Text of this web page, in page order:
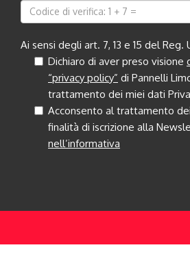
Ai sensi degli art. 7, 13 e 15 del Reg.
Dichiaro di aver preso visione
“privacy policy” di Pannelli
trattamento dei miei dati
Acconsento al trattamento
finalità di iscrizione alla
nell’informativa